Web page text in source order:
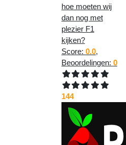
hoe moeten wij
dan nog met
plezier F1
kijken?
Score: 0.0,
Beoordelingen: 0
144